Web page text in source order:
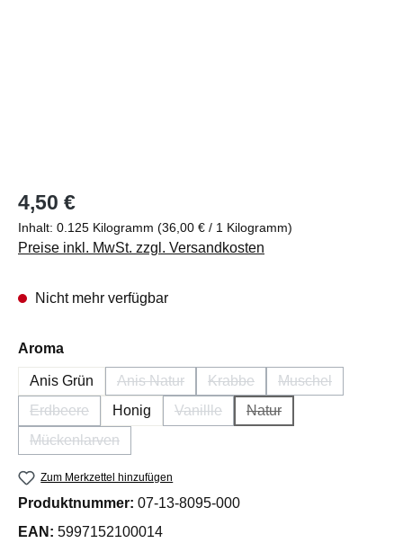
Regulärer Preis:
4,50 €
Inhalt: 0.125 Kilogramm (36,00 € / 1 Kilogramm)
Preise inkl. MwSt. zzgl. Versandkosten
Nicht mehr verfügbar
Aroma
Anis Grün Anis Natur
(Diese Option ist zurzeit nicht verfügbar.)
Krabbe
(Diese Option ist zurzeit nicht
Muschel
(Diese Option ist
Erdbeere
(Diese Option ist zurzeit nicht verfügbar.)
Honig Vanillle
(Diese Option ist zurzeit nicht
Natur
(Diese Option ist
Mückenlarven
(Diese Option ist zurzeit nicht verfügbar.)
Zum Merkzettel hinzufügen
Produktnummer: 07-13-8095-000
EAN: 5997152100014